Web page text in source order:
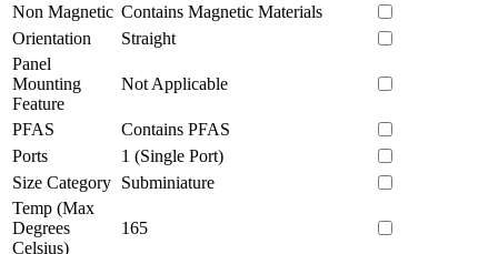
Non Magnetic Contains Magnetic Materials
Orientation
Straight
Panel
Mounting
Feature
Not Applicable
PFAS
Contains PFAS
Ports
1 (Single Port)
Size Category Subminiature
Temp (Max
Degrees
Celsius)
165